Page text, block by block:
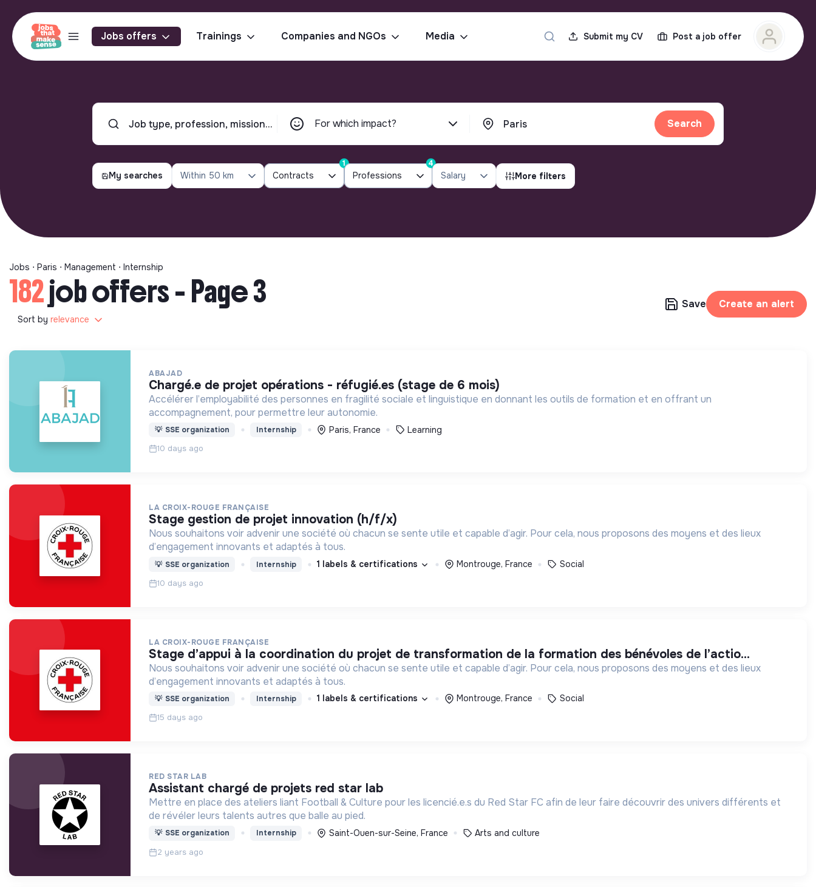
Jobs offers Trainings Companies and NGOs Media Submit my CV Post a job offer
For which impact? Search
My searches Within 50 km Contracts
1
Professions
4
Salary More filters
Jobs ⋅ Paris ⋅ Management ⋅ Internship
182job offers - Page 3
Sort by relevance
Save Create an alert
ABAJAD
chargé.e de projet opérations - réfugié.es (stage de 6 mois)
Accélérer l’employabilité des personnes en fragilité sociale et linguistique en donnant les outils de formation et en offrant un
accompagnement, pour permettre leur autonomie.
💡 SSE organization Internship Paris, France Learning
10 days ago
LA CROIX-ROUGE FRANÇAISE
stage gestion de projet innovation (h/f/x)
Nous souhaitons voir advenir une société où chacun se sente utile et capable d’agir. Pour cela, nous proposons des moyens et des lieux
d’engagement innovants et adaptés à tous.
💡 SSE organization Internship 1 labels & certifications Montrouge, France Social
10 days ago
LA CROIX-ROUGE FRANÇAISE
stage d’appui à la coordination du projet de transformation de la formation des bénévoles de l’actio...
Nous souhaitons voir advenir une société où chacun se sente utile et capable d’agir. Pour cela, nous proposons des moyens et des lieux
d’engagement innovants et adaptés à tous.
💡 SSE organization Internship 1 labels & certifications Montrouge, France Social
15 days ago
RED STAR LAB
assistant chargé de projets red star lab
Mettre en place des ateliers liant Football & Culture pour les licencié.e.s du Red Star FC afin de leur faire découvrir des univers différents et
de révéler leurs talents autres que balle au pied.
💡 SSE organization Internship Saint-Ouen-sur-Seine, France Arts and culture
2 years ago